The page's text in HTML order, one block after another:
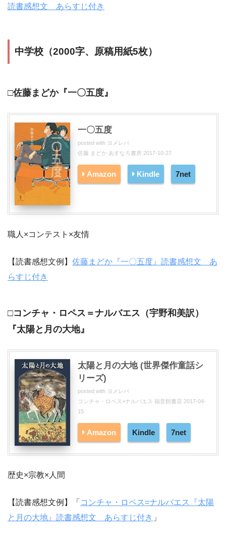
読書感想文 あらすじ付き
中学校（2000字、原稿用紙5枚）
□佐藤まどか『一〇五度』
一〇五度
posted with ヨメレバ
佐藤 まどか あすなろ書房 2017-10-27
Amazon Kindle 7net
職人×コンテスト×友情
【読書感想文例】 佐藤まどか『一〇五度』読書感想文 あ
らすじ付き
□コンチャ・ロペス＝ナルバエス（宇野和美訳）
『太陽と月の大地』
太陽と月の大地 (世界傑作童話シ
リーズ)
posted with ヨメレバ
コンチャ・ロペス=ナルバエス 福音館書店 2017-04-
15
Amazon Kindle 7net
歴史×宗教×人間
【読書感想文例】「 コンチャ・ロペス=ナルバエス『太陽
と月の大地』読書感想文 あらすじ付き 」